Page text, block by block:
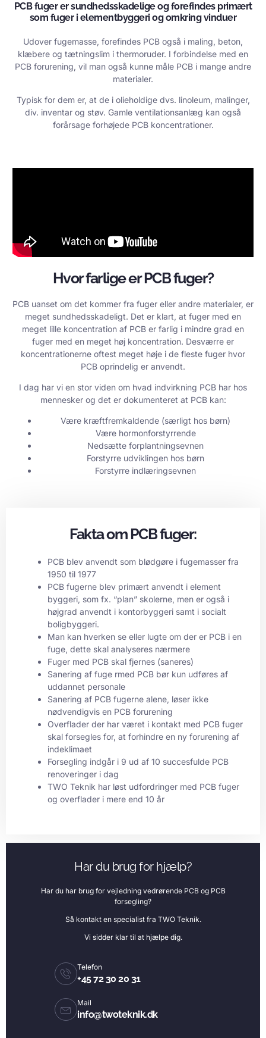
PCB fuger er sundhedsskadelige og forefindes primært
som fuger i elementbyggeri og omkring vinduer
Udover fugemasse, forefindes PCB også i maling, beton,
klæbere og tætningslim i thermoruder. I forbindelse med en
PCB forurening, vil man også kunne måle PCB i mange andre
materialer.
Typisk for dem er, at de i olieholdige dvs. linoleum, malinger,
div. inventar og støv. Gamle ventilationsanlæg kan også
forårsage forhøjede PCB koncentrationer.
Hvor farlige er PCB fuger?
PCB uanset om det kommer fra fuger eller andre materialer, er
meget sundhedsskadeligt. Det er klart, at fuger med en
meget lille koncentration af PCB er farlig i mindre grad en
fuger med en meget høj koncentration. Desværre er
koncentrationerne oftest meget høje i de fleste fuger hvor
PCB oprindelig er anvendt.
I dag har vi en stor viden om hvad indvirkning PCB har hos
mennesker og det er dokumenteret at PCB kan:
Være kræftfremkaldende (særligt hos børn)
Være hormonforstyrrende
Nedsætte forplantningsevnen
Forstyrre udviklingen hos børn
Forstyrre indlæringsevnen
Fakta om PCB fuger:
PCB blev anvendt som blødgøre i fugemasser fra
1950 til 1977
PCB fugerne blev primært anvendt i element
byggeri, som fx. “plan” skolerne, men er også i
højgrad anvendt i kontorbyggeri samt i socialt
boligbyggeri.
Man kan hverken se eller lugte om der er PCB i en
fuge, dette skal analyseres nærmere
Fuger med PCB skal fjernes (saneres)
Sanering af fuge rmed PCB bør kun udføres af
uddannet personale
Sanering af PCB fugerne alene, løser ikke
nødvendigvis en PCB forurening
Overflader der har været i kontakt med PCB fuger
skal forsegles for, at forhindre en ny forurening af
indeklimaet
Forsegling indgår i 9 ud af 10 succesfulde PCB
renoveringer i dag
TWO Teknik har løst udfordringer med PCB fuger
og overflader i mere end 10 år
Har du brug for hjælp?
Har du har brug for vejledning vedrørende PCB og PCB
forsegling?
Så kontakt en specialist fra TWO Teknik.
Vi sidder klar til at hjælpe dig.
Telefon
+45 72 30 20 31
Mail
info@twoteknik.dk